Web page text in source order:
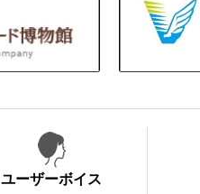
ユーザーボイス